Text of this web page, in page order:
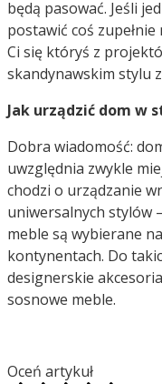
będą pasować. Jeśli
postawić coś
Ci się któryś z
skandynawskim stylu
Jak urządzić dom w
Dobra wiadomość:
uwzględnia zwykle
chodzi o urządzanie
uniwersalnych stylów
meble są wybierane
kontynentach. Do
designerskie
sosnowe meble.
Oceń artykuł